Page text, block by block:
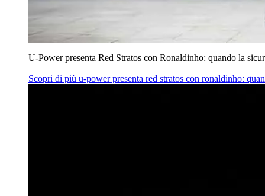
U‑Power presenta Red Stratos con Ronaldinho: quando la
Scopri di più u‑power presenta red stratos con ronaldinho: